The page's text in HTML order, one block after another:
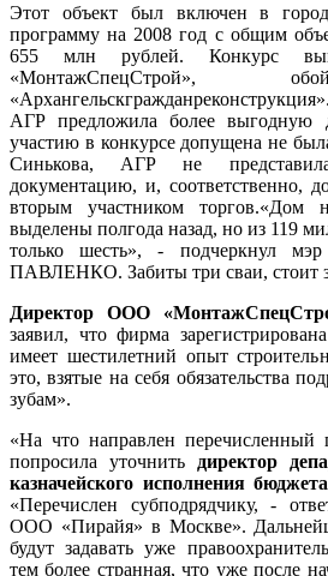
Этот объект был включен в
программу на 2008 год с общим
655 млн рублей. Конкурс
«МонтажСпецСтрой»,
АГР предложила более выгодную
участию в конкурсе допущена не
Синькова, АГР не
документацию, и, соответственно,
вторым участником торгов.«Дом
выделены полгода назад, но из 119
только шесть», - подчеркнул мэр
ПАВЛЕНКО. Забиты три сваи, стоит
Директор ООО
заявил, что фирма
имеет шестилетний опыт
это, взятые на себя обязательства
зубам».
«На что направлен перечисленный
попросила уточнить директор
казначейского исполнения
«Перечислен субподрядчику, -
ООО «Пирайя» в Москве».
будут задавать уже
тем более странная, что уже после